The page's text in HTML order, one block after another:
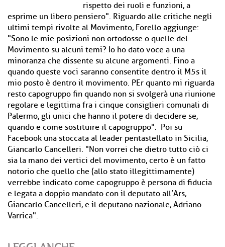
rispetto dei ruoli e funzioni, a
esprime un libero pensiero". Riguardo alle critiche negli
ultimi tempi rivolte al Movimento, Forello aggiunge:
"Sono le mie posizioni non ortodosse o quelle del
Movimento su alcuni temi? Io ho dato voce a una
minoranza che dissente su alcune argomenti. Fino a
quando queste voci saranno consentite dentro il M5s il
mio posto è dentro il movimento. PEr quanto mi riguarda
resto capogruppo fin quando non si svolgerà una riunione
regolare e legittima fra i cinque consiglieri comunali di
Palermo, gli unici che hanno il potere di decidere se,
quando e come sostituire il capogruppo". Poi su
Facebook una stoccata al leader pentastellato in Sicilia,
Giancarlo Cancelleri. "Non vorrei che dietro tutto ciò ci
sia la mano dei vertici del movimento, certo è un fatto
notorio che quello che (allo stato illegittimamente)
verrebbe indicato come capogruppo è persona di fiducia
e legata a doppio mandato con il deputato all’Ars,
Giancarlo Cancelleri, e il deputano nazionale, Adriano
Varrica".